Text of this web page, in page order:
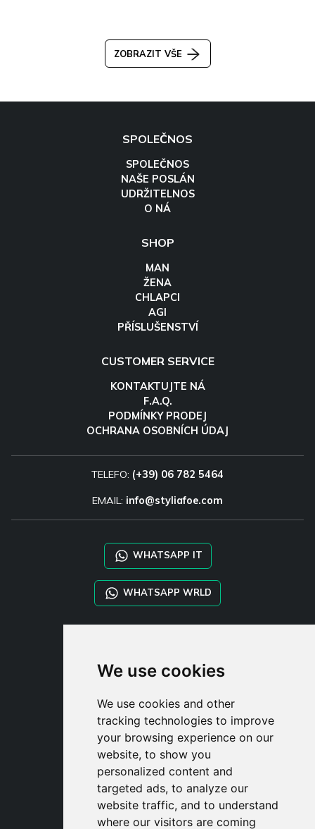
We use cookies
We use cookies and other
tracking technologies to improve
your browsing experience on our
website, to show you
personalized content and
targeted ads, to analyze our
website traffic, and to understand
where our visitors are coming
ZOBRAZIT VŠE
SPOLEČNOS
SPOLEČNOS
NAŠE POSLÁN
UDRŽITELNOS
O NÁ
SHOP
MAN
ŽENA
CHLAPCI
AGI
PŘÍSLUŠENSTVÍ
CUSTOMER SERVICE
KONTAKTUJTE NÁ
F.A.Q.
PODMÍNKY PRODEJ
OCHRANA OSOBNÍCH ÚDAJ
TELEFO: (+39) 06 782 5464
EMAIL: info@styliafoe.com
WHATSAPP IT
WHATSAPP WRLD
TAYLOR MADE ORDERS
UŽIVATE
ZAREGISTROVA
PŘIHLÁSIT S
NÁKUPNÍ KOŠÍ